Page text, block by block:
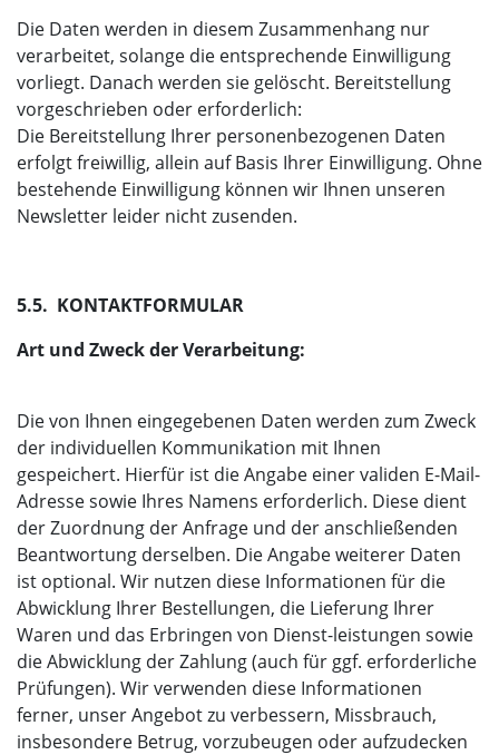
Die Daten werden in diesem Zusammenhang nur
verarbeitet, solange die entsprechende Einwilligung
vorliegt. Danach werden sie gelöscht. Bereitstellung
vorgeschrieben oder erforderlich:
Die Bereitstellung Ihrer personenbezogenen Daten
erfolgt freiwillig, allein auf Basis Ihrer Einwilligung. Ohne
bestehende Einwilligung können wir Ihnen unseren
Newsletter leider nicht zusenden.
5.5. KONTAKTFORMULAR
Art und Zweck der Verarbeitung:
Die von Ihnen eingegebenen Daten werden zum Zweck
der individuellen Kommunikation mit Ihnen
gespeichert. Hierfür ist die Angabe einer validen E-Mail-
Adresse sowie Ihres Namens erforderlich. Diese dient
der Zuordnung der Anfrage und der anschließenden
Beantwortung derselben. Die Angabe weiterer Daten
ist optional. Wir nutzen diese Informationen für die
Abwicklung Ihrer Bestellungen, die Lieferung Ihrer
Waren und das Erbringen von Dienst-leistungen sowie
die Abwicklung der Zahlung (auch für ggf. erforderliche
Prüfungen). Wir verwenden diese Informationen
ferner, unser Angebot zu verbessern, Missbrauch,
insbesondere Betrug, vorzubeugen oder aufzudecken